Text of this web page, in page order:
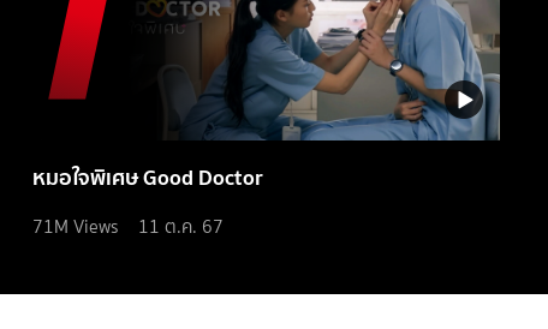
หมอใจพิเศษ Good Doctor
71M Views 11 ต.ค. 67